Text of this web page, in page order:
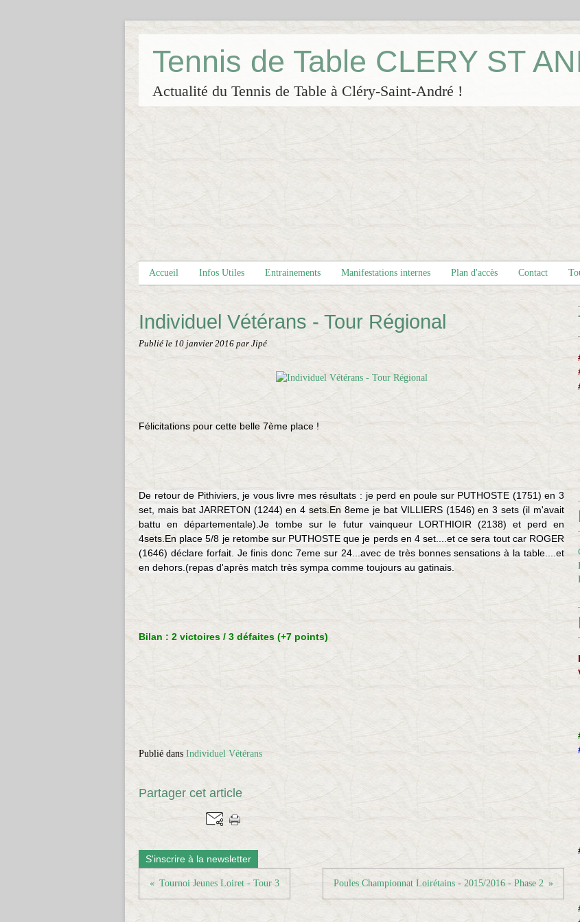
Tennis de Table CLERY ST
Actualité du Tennis de Table à Cléry-Saint-André !
Accueil Infos Utiles Entrainements Manifestations internes Plan d'accès Contact
Individuel Vétérans - Tour Régional
Publié le 10 janvier 2016 par Jipé
Félicitations pour cette belle 7ème place !
De retour de Pithiviers, je vous livre mes résultats : je perd en poule sur PUTHOSTE (1751) en 3
set, mais bat JARRETON (1244) en 4sets.En 8eme je bat VILLIERS (1546) en 3 sets (il m'avait
battu en départementale).Je tombe sur le futur vainqueur LORTHIOIR (2138) et perd en
4sets.En place 5/8 je retombe sur PUTHOSTE que je perds en 4 set....et ce sera tout car ROGER
(1646) déclare forfait. Je finis donc 7eme sur 24...avec de très bonnes sensations à la table....et
en dehors.(repas d'après match très sympa comme toujours au gatinais.
Bilan : 2 victoires / 3 défaites (+7 points)
Publié dans Individuel Vétérans
Partager cet article
S'inscrire à la newsletter
Tournoi Jeunes Loiret - Tour 3 Poules Championnat Loirétains - 2015/2016 - Phase 2